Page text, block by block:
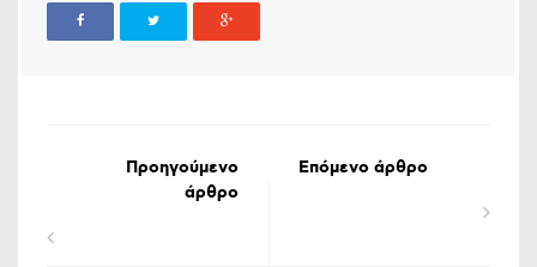
Προηγούμενο
άρθρο
Επόμενο άρθρο